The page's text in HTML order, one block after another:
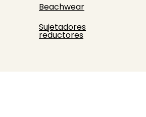
Beachwear
Sujetadores
reductores